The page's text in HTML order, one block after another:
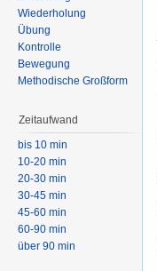
Wiederholung
Übung
Kontrolle
Bewegung
Methodische Großform
Zeitaufwand
bis 10 min
10-20 min
20-30 min
30-45 min
45-60 min
60-90 min
über 90 min